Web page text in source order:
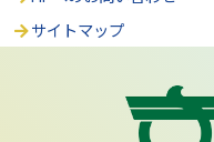
サイトマップ